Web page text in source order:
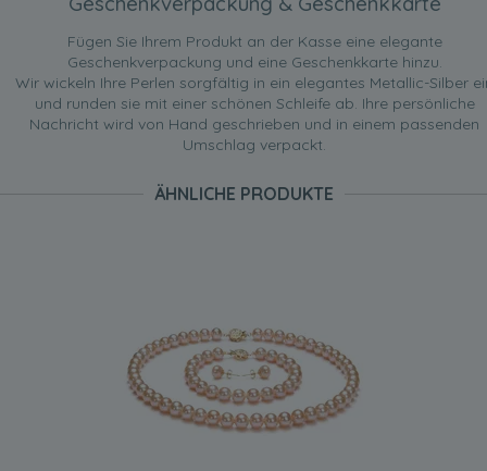
Fügen Sie Ihrem Produkt an der Kasse eine elegante
Geschenkverpackung und eine Geschenkkarte hinzu.
Wir wickeln Ihre Perlen sorgfältig in ein elegantes Metallic-Silber
und runden sie mit einer schönen Schleife ab. Ihre persönliche
Nachricht wird von Hand geschrieben und in einem passenden
Umschlag verpackt.
ÄHNLICHE PRODUKTE